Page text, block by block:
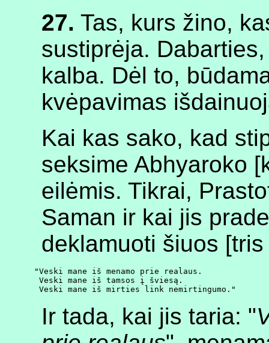
27. Tas, kurs žino,
sustiprėja.
kalba. Dėl to,
kvėpavimas
Kai kas sako, kad
seksime Abhyaroko
eilėmis. Tikrai,
Saman ir kai jis
deklamuoti šiuos
"Veski mane iš menamo prie realaus.
Veski mane iš tamsos į šviesą.
Ir tada, kai jis taria: "